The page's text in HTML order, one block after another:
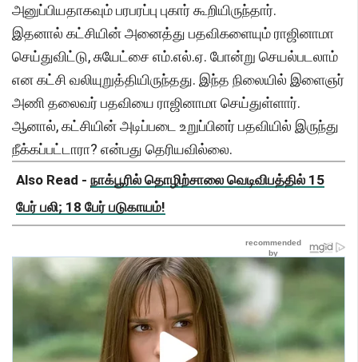
அனுப்பியதாகவும் பரபரப்பு புகார் கூறியிருந்தார்.
இதனால் கட்சியின் அனைத்து பதவிகளையும் ராஜினாமா
செய்துவிட்டு, சுயேட்சை எம்.எல்.ஏ. போன்று செயல்படலாம்
என கட்சி வலியுறுத்தியிருந்தது. இந்த நிலையில் இளைஞர்
அணி தலைவர் பதவியை ராஜினாமா செய்துள்ளார்.
ஆனால், கட்சியின் அடிப்படை உறுப்பினர் பதவியில் இருந்து
நீக்கப்பட்டாரா? என்பது தெரியவில்லை.
Also Read - நாக்பூரில் தொழிற்சாலை வெடிவிபத்தில் 15
பேர் பலி; 18 பேர் படுகாயம்!